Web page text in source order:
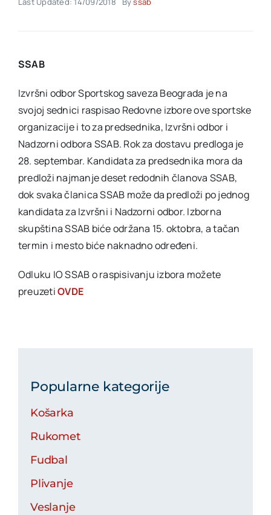
Kontakt
SSAB
Izvršni odbor Sportskog saveza Beograda je na
svojoj sednici raspisao Redovne izbore ove sportske
organizacije i to za predsednika, Izvršni odbor i
Nadzorni odbora SSAB. Rok za dostavu predloga je
28. septembar. Kandidata za predsednika mora da
predloži najmanje deset redodnih članova SSAB,
dok svaka članica SSAB može da predloži po jednog
kandidata za Izvršni i Nadzorni odbor. Izborna
skupština SSAB biće održana 15. oktobra, a tačan
termin i mesto biće naknadno određeni.
Odluku IO SSAB o raspisivanju izbora možete
preuzetiOVDE
Popularne kategorije
Košarka
Rukomet
Fudbal
Plivanje
Veslanje